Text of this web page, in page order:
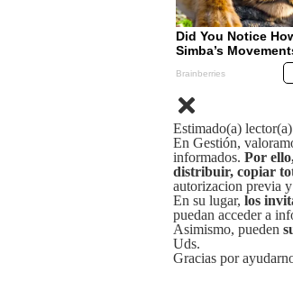
Estimado(a) lector(a)
En Gestión,
informados. Por
distribuir, copiar
autorizacion previa
En su lugar, los
puedan acceder a
Asimismo, pueden
Uds.
Gracias por